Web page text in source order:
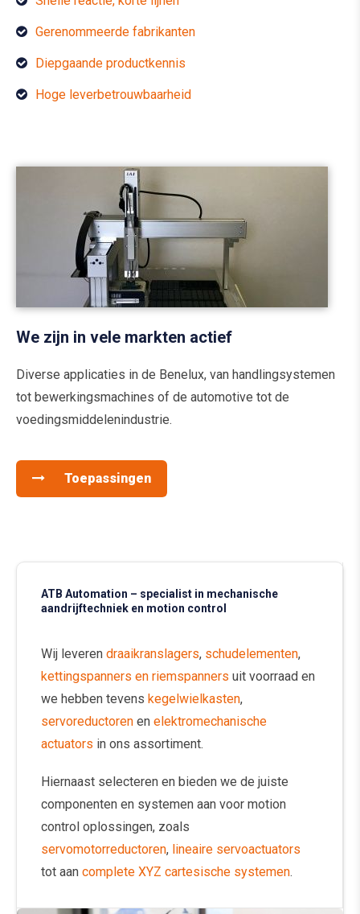
Gerenommeerde fabrikanten
Diepgaande productkennis
Hoge leverbetrouwbaarheid
We zijn in vele markten actief
Diverse applicaties in de Benelux, van handlingsystemen
tot bewerkingsmachines of de automotive tot de
voedingsmiddelenindustrie.
Toepassingen
ATB Automation – specialist in mechanische
aandrijftechniek en motion control
Wij leveren draaikranslagers, schudelementen,
kettingspanners en riemspanners uit voorraad en
we hebben tevens kegelwielkasten,
servoreductoren en elektromechanische
actuators in ons assortiment.
Hiernaast selecteren en bieden we de juiste
componenten en systemen aan voor motion
control oplossingen, zoals
servomotorreductoren, lineaire servoactuators
tot aan complete XYZ cartesische systemen.